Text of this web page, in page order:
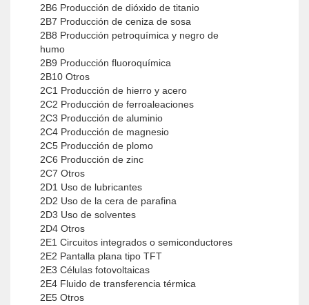
2B6 Producción de dióxido de titanio
2B7 Producción de ceniza de sosa
2B8 Producción petroquímica y negro de
humo
2B9 Producción fluoroquímica
2B10 Otros
2C1 Producción de hierro y acero
2C2 Producción de ferroaleaciones
2C3 Producción de aluminio
2C4 Producción de magnesio
2C5 Producción de plomo
2C6 Producción de zinc
2C7 Otros
2D1 Uso de lubricantes
2D2 Uso de la cera de parafina
2D3 Uso de solventes
2D4 Otros
2E1 Circuitos integrados o semiconductores
2E2 Pantalla plana tipo TFT
2E3 Células fotovoltaicas
2E4 Fluido de transferencia térmica
2E5 Otros